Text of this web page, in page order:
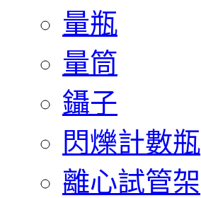
量瓶
量筒
鑷子
閃爍計數瓶
離心試管架